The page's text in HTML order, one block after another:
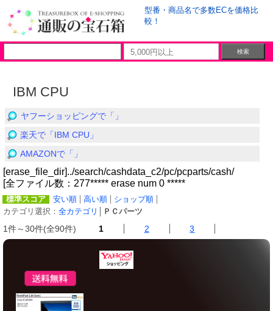
型番・商品名で多数ECを価格比
較！
IBM CPU
ヤフーショッピングで「」
楽天で「IBM CPU」
AMAZONで「」
[erase_file_dir]../search/cashdata_c2/pc/pcparts/cash/
[全ファイル数：277***** erase num 0 *****
標準スコア 安い順 高い順
ショップ順
カテゴリ選択： 全カテゴリ ＰＣパーツ
1件～30件(全90件) 1 2 3